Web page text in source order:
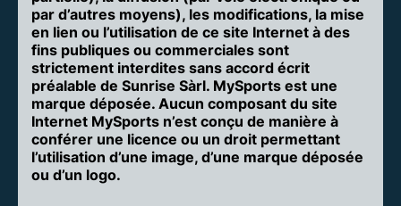
par d’autres moyens), les modifications, la mise
en lien ou l’utilisation de ce site Internet à des
fins publiques ou commerciales sont
strictement interdites sans accord écrit
préalable de Sunrise Sàrl. MySports est une
marque déposée. Aucun composant du site
Internet MySports n’est conçu de manière à
conférer une licence ou un droit permettant
l’utilisation d’une image, d’une marque déposée
ou d’un logo.